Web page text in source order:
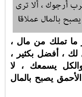
ما تملك من مال ،
، أفضل بكثير ،
يسمعك ، لا
يصبح بالمال